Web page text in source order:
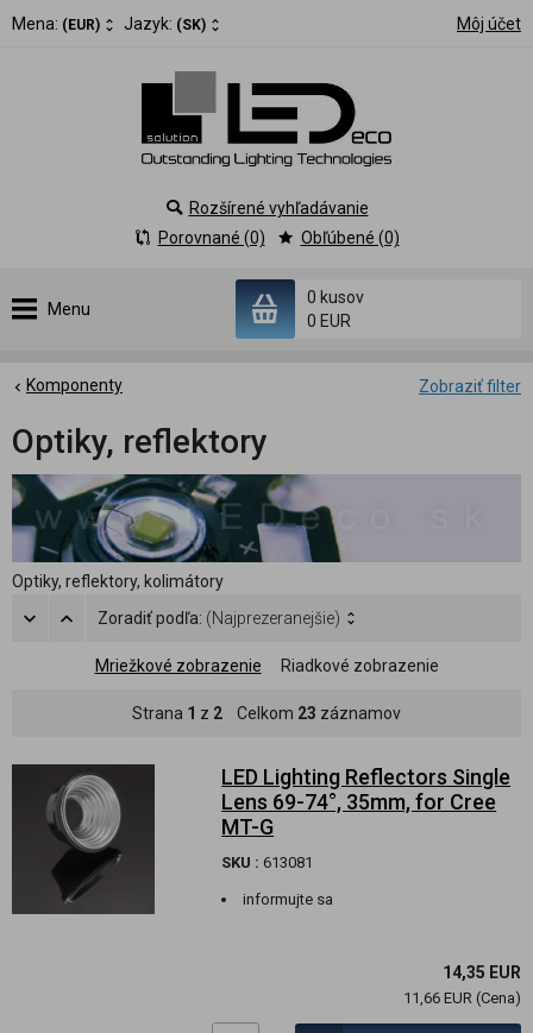
Mena: (EUR) Jazyk: (SK) Môj účet
Menu
0 kusov
0 EUR
Rozšírené vyhľadávanie
Porovnané (0)
Obľúbené (0)
Zobraziť filter
Komponenty
Optiky, reflektory
Optiky, reflektory, kolimátory
Zoradiť podľa: (Najprezeranejšie)
Mriežkové zobrazenie Riadkové zobrazenie
Strana 1 z 2 Celkom 23 záznamov
LED Lighting Reflectors Single
Lens 69-74°, 35mm, for Cree
MT-G
SKU : 613081
informujte sa
14,35 EUR
11,66 EUR (Cena)